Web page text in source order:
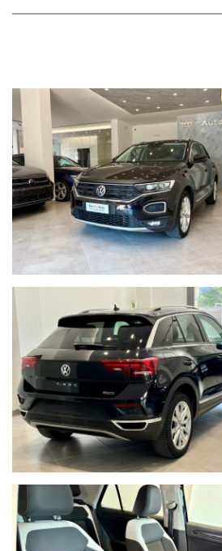
- PFA Lane Assistance Mantenim di
- 1S1 Martinetto e Attrezzi di Bordo
- 6YD Mirror Pack
- PLA Pacchetto Luce e Visibilità
- ZEX Radio composition media DAB
- PRC Ruota di scorta
- PU2 Volante multifunzione in pelle
- 9WX Volkswagen media Control
- YOI We Connect Go
- 9SO Virtual Cockpit
- Fari Full Led
- Luci diurne con fari posteriori a Led
- Ausilio al parcheggio Anteriore e
- Telecamera Rear View
- Specchi Retrov elettrici e ripiegabili
- App Connect con Navigatore
Telefono Bluetooth
- Sistema di Navigazione Satellitare
- Cambio Automatico a 7 Rapporti
- Mancorrenti al Tetto Cromati
- Cristalli Posteriori Oscurati
- Pacchetto Esterno Lucido
- Sensore Pioggia/Luci
Modalità di pagamento flessibili con
N.B. Nonostante il nostro impegno
l’effettivo equipaggiamento, a causa